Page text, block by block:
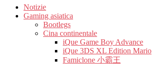
Notizie
Gaming asiatica
Bootlegs
Cina continentale
iQue Game Boy Advance
iQue 3DS XL Edition Mario
Famiclone 小霸王